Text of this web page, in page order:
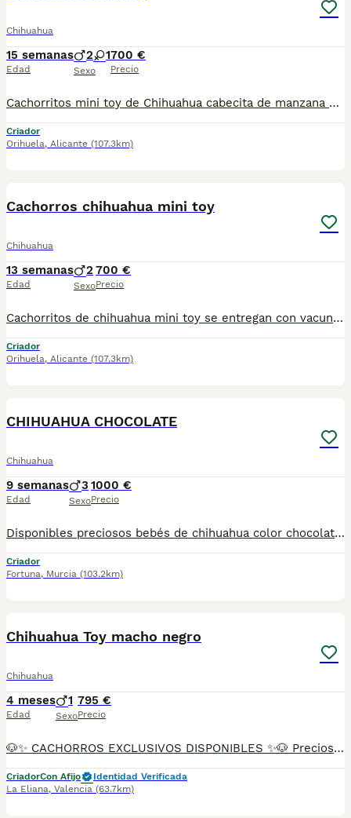
Chihuahua
15 semanas
Edad
2 1
Sexo
700 €
Precio
Cachorritos mini toy de Chihuahua cabecita de manzana se entregan con vacuna cartilla desparasitación y garantía. Puedes venir a verlos sin compromiso , teléfono de contacto 620 140808 un macho setecientos hembras setecientos cincuenta
Criador
Orihuela, Alicante (107.3km)
Cachorros chihuahua mini toy
Chihuahua
13 semanas
Edad
2
Sexo
700 €
Precio
Cachorritos de chihuahua mini toy se entregan con vacuna cartilla desparasitación y garantía. Somos un centro canino especializado en cría y adiestramiento canino teléfono de contacto 620-140808
Criador
Orihuela, Alicante (107.3km)
CHIHUAHUA CHOCOLATE
Chihuahua
9 semanas
Edad
3
Sexo
1000 €
Precio
Disponibles preciosos bebés de chihuahua color chocolate, criados con muchísimo amor y dedicación. Ejemplares de gran calidad, con excelente morfología, carácter equilibrado y líneas seleccionadas. 🐾 Criados en ambiente familiar 🐾 Sociabilizados y acostumbrados al día a día 🐾 Entregados con sus revisiones veterinarias al día Buscamos familias responsables que valoren su calidad y bienestar ❤️ Si buscas un compañero único y especial, no dudes en contactar para más información 📩
Criador
Fortuna, Murcia (103.2km)
Chihuahua Toy macho negro
Chihuahua
4 meses
Edad
1
Sexo
795 €
Precio
🐶✨ CACHORROS EXCLUSIVOS DISPONIBLES ✨🐶 Preciosos cachorros criados en ambiente familiar, rodeados de amor y cuidados desde el primer día ❤️ Totalmente socializados, cariñosos y acostumbrados al contacto con personas. 📦 Se entregan con todas las garantías: ✔️ Cartilla sanitaria ✔️ Vacunación al día 💉 ✔️ Desparasitación completa ✅ ✔️ Garantía vírica 😷 ✔️ Garantía congénita 👌 ✔️ Contrato de entrega ✍️ 📸 Síguenos en Instagram: @fincapaunais para ver fotos y vídeos reales ⚠️ Disponibilidad limitada ⚠️ Se reservan rápido. 📲 Contacto directo por WhatsApp: 671 454 202 Solo personas responsables
CriadorCon Afijo
Identidad Verificada
La Eliana, Valencia (63.7km)